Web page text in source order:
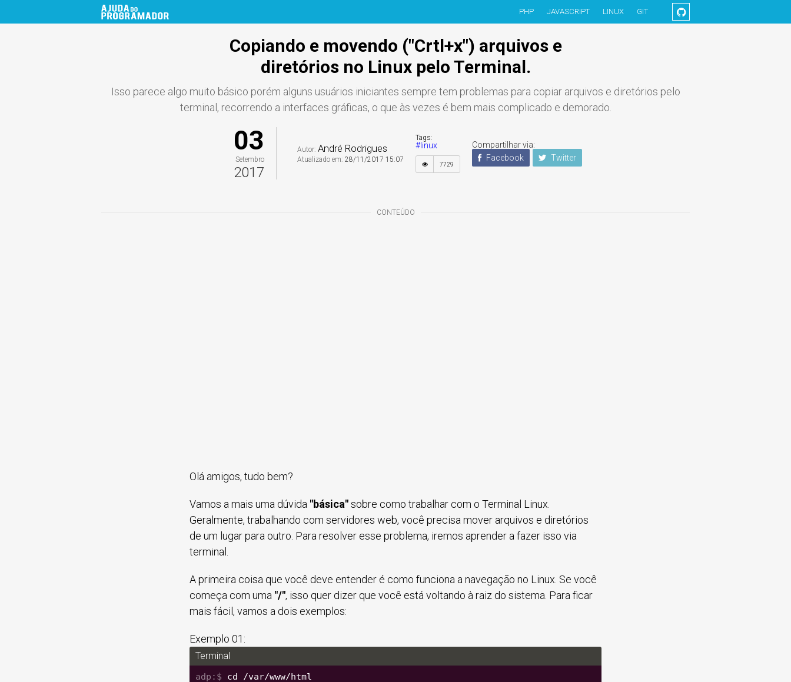
PHP JAVASCRIPT LINUX GIT
Copiando e movendo ("Crtl+x") arquivos e
diretórios no Linux pelo Terminal.
Isso parece algo muito básico porém alguns usuários iniciantes sempre tem problemas para copiar arquivos e diretórios pelo
terminal, recorrendo a interfaces gráficas, o que às vezes é bem mais complicado e demorado.
03
Setembro
2017
Autor: André Rodrigues
Atualizado em: 28/11/2017 15:07
Tags:
#linux
7729
Compartilhar via:
Facebook
Twitter
CONTEÚDO
Olá amigos, tudo bem?
Vamos a mais uma dúvida "básica"sobre como trabalhar com o Terminal Linux.
Geralmente, trabalhando com servidores web, você precisa mover arquivos e diretórios
de um lugar para outro. Para resolver esse problema, iremos aprender a fazer isso via
terminal.
A primeira coisa que você deve entender é como funciona a navegação no Linux. Se você
começa com uma "/", isso quer dizer que você está voltando à raiz do sistema. Para ficar
mais fácil, vamos a dois exemplos:
Exemplo 01:
Terminal
cd /var/www/html